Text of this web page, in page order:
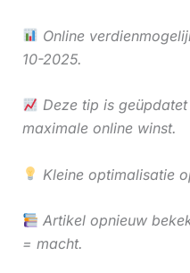
Online
10-2025.
Deze tip is
maximale online winst.
Kleine optimalisatie
Artikel opnieuw
= macht.